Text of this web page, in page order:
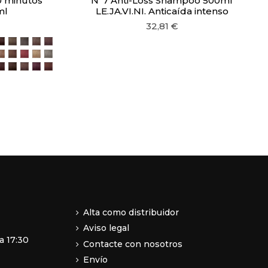
Naturale
Cenere
Chiaro Dorato
Chiaro Tabacco
Castano Viola
5.4 Castano Chiaro Rame
6.0 Biondo Scuro Naturale
6.1 Biondo Scuro Cenere
6.3 Biondo Scuro Dorato
6.34 Biondo Scuro Tabacco
Rosso
Rame
Chiaro Naturale
Biondo Chiaro Cenere
8.3 Biondo Chiaro Dorato
8.34 Biondo Chiaro Tabacco
7.6 Biondo Rosso
9.0 Biondo Chiarissimo Naturale
9.1 Biondo Chiarissimo Cenere
Naturale
Cenere
Chiaro Irisé
Chiaro Rame
Chiaro Beige
Chiaro Rame
Chiaro Nocciola
Castano Chiaro Rosso Irisé
5.64 Castano Chiaro Rosso Rame
5.76 Castano Chiaro Cioccolato
6.7 Biondo Scuro Nocciola
6.22 Biondo Scuro Viola
6.64 Biondo Scuro Rosso Rame
LE.JA.VI.NI. Anticaída intenso
32,81 €
17:30
Alta como distribuidor
Aviso legal
Contacte con nosotros
Envío